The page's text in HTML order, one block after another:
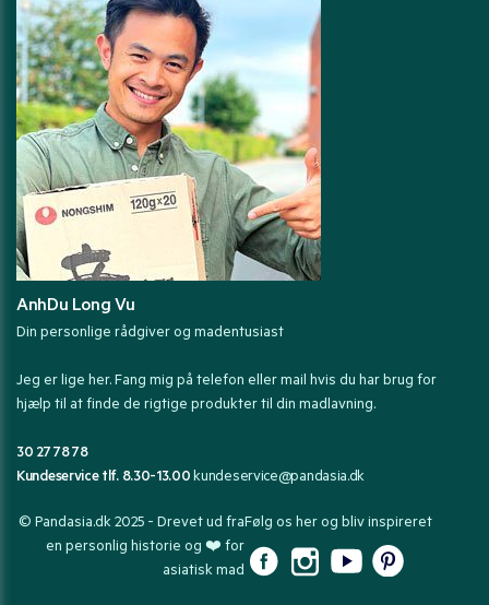
AnhDu Long Vu
Din personlige rådgiver og madentusiast
Jeg er lige her. Fang mig på telefon eller mail hvis du har brug for
hjælp til at finde de rigtige produkter til din madlavning.
30 27 78 78
Kundeservice tlf. 8.30-13.00kundeservice@pandasia.dk
© Pandasia.dk 2025 - Drevet ud fra
en personlig historie og ❤️ for
asiatisk mad
Følg os her og bliv inspireret